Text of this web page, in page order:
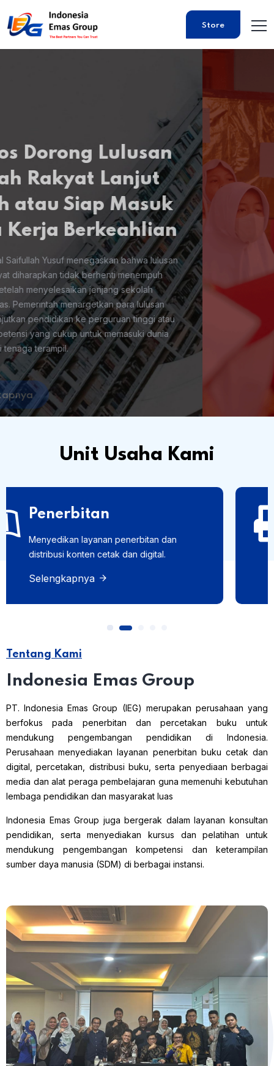
Store
pendidikan melalui Surat Edaran Menteri Pendidikan Dasar
dan Menengah Nomor 18 Tahun 2026. Kebijakan ini
bertujuan menciptakan suasana belajar yang lebih
Selengkapnya
Unit Usaha Kami
Percetakan
Menyediakan layanan pencetakan secara
fisik untuk berbagai keperluan.
Selengkapnya
Tentang Kami
Indonesia Emas Group
PT. Indonesia Emas Group (IEG) merupakan perusahaan yang
berfokus pada penerbitan dan percetakan buku untuk
mendukung pengembangan pendidikan di Indonesia.
Perusahaan menyediakan layanan penerbitan buku cetak dan
digital, percetakan, distribusi buku, serta penyediaan berbagai
media dan alat peraga pembelajaran guna memenuhi kebutuhan
lembaga pendidikan dan masyarakat luas
Indonesia Emas Group juga bergerak dalam layanan konsultan
pendidikan, serta menyediakan kursus dan pelatihan untuk
mendukung pengembangan kompetensi dan keterampilan
sumber daya manusia (SDM) di berbagai instansi.